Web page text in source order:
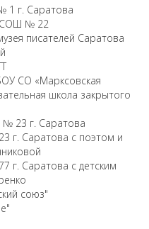
1 г. Саратова
СОШ № 22
писателей Саратова
СО «Марксовская
школа закрытого
23 г. Саратова
г. Саратова с поэтом и
г. Саратова с детским
союз"